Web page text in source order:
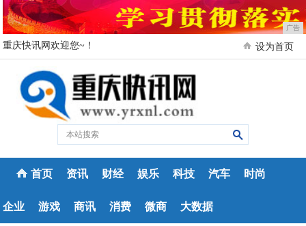
广告
重庆快讯网欢迎您~！ 设为首页
首页 资讯 财经 娱乐 科技 汽车 时尚
企业 游戏 商讯 消费 微商 大数据